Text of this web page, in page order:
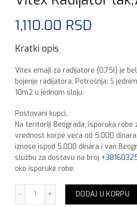
1,110.00 RSD
Kratki opis
Vitex emajl za radijatore (0,75l) je
bojenje radijatora. Potrošnja: S
10m2 u jednom sloju.
Poštovani kupci,
Na teritoriji Beograda, isporuka robe
vrednost korpe veća od 5.000
iznose ispod 5.000 dinara i van
službu za dostavu na broj
oko isporuke robe.
Vitex Radijator lak,750 ml
DODAJ U KORPU